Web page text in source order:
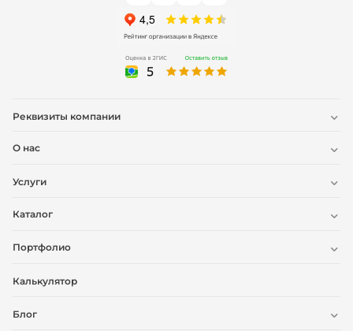
Реквизиты компании
О нас
Услуги
Каталог
Портфолио
Калькулятор
Блог